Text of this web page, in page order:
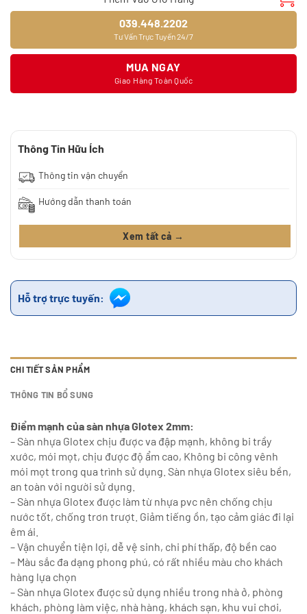
039.448.2202
Tư Vấn Trực Tuyến 24/7
MUA NGAY
Giao Hàng Toàn Quốc
Thông Tin Hữu Ích
Thông tin vận chuyển
Hướng dẫn thanh toán
Xem tất cả →
Hỗ trợ trực tuyến:
CHI TIẾT SẢN PHẨM
THÔNG TIN BỔ SUNG
Điểm mạnh của sàn nhựa Glotex 2mm:
– Sàn nhựa Glotex chịu được va đập mạnh, không bi trầy
xước, mói mọt, chịu được độ ẩm cao, Không bi công vênh
mói mọt trong qua trình sử dụng. Sàn nhựa Glotex siêu bền,
an toàn với người sử dụng.
– Sàn nhựa Glotex được làm từ nhựa pvc nên chống chịu
nước tốt, chống trơn trượt. Giảm tiếng ồn, tạo cảm giác đi lại
êm ái.
– Vận chuyển tiện lợi, dễ vệ sinh, chi phí thấp, độ bền cao
– Màu sắc đa dạng phong phú, có rất nhiều màu cho khách
hàng lựa chọn
– Sàn nhựa Glotex được sử dụng nhiều trong nhà ở, phòng
khách, phòng làm việc, nhà hàng, khách sạn, khu vui chơi,